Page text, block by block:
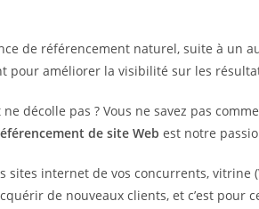
de référencement naturel, suite à un
pour améliorer la visibilité sur les
décolle pas ? Vous ne savez pas
de site Web est notre
sites internet de vos concurrents,
de nouveaux clients, et c’est pour